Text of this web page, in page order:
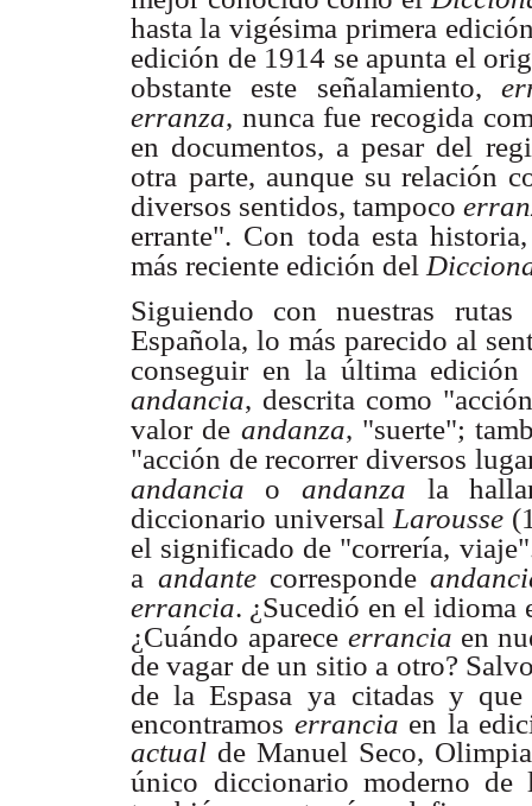
hasta la vigésima primera
edición de 1914 se apunta el
obstante este
señalamiento,
erranza, nunca fue recogida
en documentos, a pesar del
otra parte, aunque su relación
diversos sentidos, tampoco
errante". Con toda esta
más reciente edición del
Siguiendo con nuestras
Española, lo más parecido al
conseguir en la última
andancia, descrita como
valor de andanza, "suerte";
"acción de recorrer diversos
andancia o andanza la
diccionario universalLarousse
el significado de "correría,
a andante corresponde
errancia. ¿Sucedió en el idioma
¿Cuándo aparece errancia en
de vagar de un sitio a otro?
de la Espasa ya citadas y
encontramos errancia en la
actual de Manuel Seco,
único diccionario moderno de